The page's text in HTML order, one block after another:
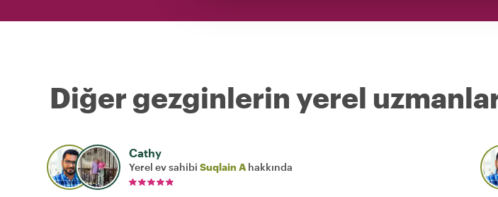
Diğer gezginlerin yerel
Cathy
Yerel ev sahibi Suqlain A hakkında